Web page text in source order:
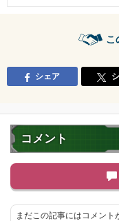
こ
シェア
コメント
まだこの記事にはコメン